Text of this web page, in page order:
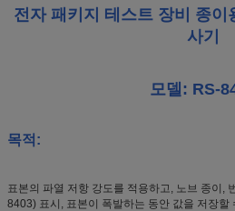
전자 패키지 테스트 장비 종이
사기
모델: RS-
목적:
표본의 파열 저항 강도를 적용하고, 노브 종이,
8403) 표시, 표본이 폭발하는 동안 값을 저장할